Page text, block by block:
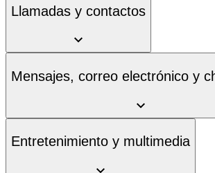
Llamadas y contactos
Mensajes, correo electrónico y
Entretenimiento y multimedia